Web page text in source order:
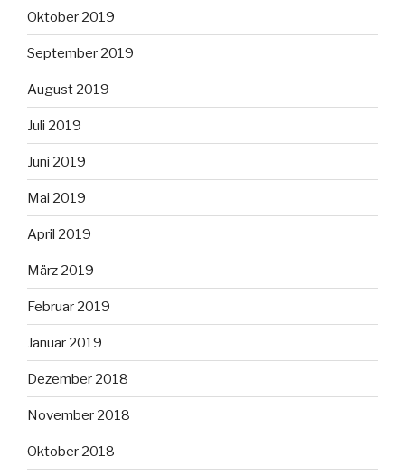
Oktober 2019
September 2019
August 2019
Juli 2019
Juni 2019
Mai 2019
April 2019
März 2019
Februar 2019
Januar 2019
Dezember 2018
November 2018
Oktober 2018